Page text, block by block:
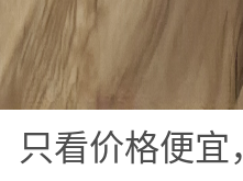
只看价格便